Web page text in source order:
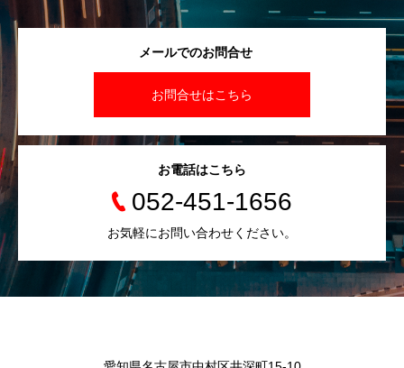
メールでのお問合せ
お問合せはこちら
お電話はこちら
052-451-1656
お気軽にお問い合わせください。